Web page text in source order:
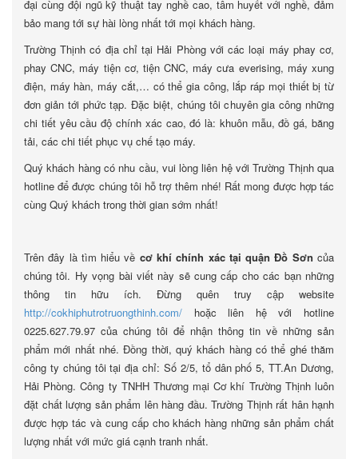
đại cùng đội ngũ kỹ thuật tay nghề cao, tâm huyết với nghề, đảm
bảo mang tới sự hài lòng nhất tới mọi khách hàng.
Trường Thịnh có địa chỉ tại Hải Phòng với các loại máy phay cơ,
phay CNC, máy tiện cơ, tiện CNC, máy cưa everising, máy xung
điện, máy hàn, máy cắt,… có thể gia công, lắp ráp mọi thiết bị từ
đơn giản tới phức tạp. Đặc biệt, chúng tôi chuyên gia công những
chi tiết yêu cầu độ chính xác cao, đó là: khuôn mẫu, đồ gá, băng
tải, các chi tiết phục vụ chế tạo máy.
Quý khách hàng có nhu cầu, vui lòng liên hệ với Trường Thịnh qua
hotline để được chúng tôi hỗ trợ thêm nhé! Rất mong được hợp tác
cùng Quý khách trong thời gian sớm nhất!
Trên đây là tìm hiểu về cơ khí chính xác tại quận Đồ Sơn của
chúng tôi. Hy vọng bài viết này sẽ cung cấp cho các bạn những
thông tin hữu ích. Đừng quên truy cập website
http://cokhiphutrotruongthinh.com/ hoặc liên hệ với hotline
0225.627.79.97 của chúng tôi để nhận thông tin về những sản
phẩm mới nhất nhé. Đồng thời, quý khách hàng có thể ghé thăm
công ty chúng tôi tại địa chỉ: Số 2/5, tổ dân phố 5, TT.An Dương,
Hải Phòng. Công ty TNHH Thương mại Cơ khí Trường Thịnh luôn
đặt chất lượng sản phẩm lên hàng đầu. Trường Thịnh rất hân hạnh
được hợp tác và cung cấp cho khách hàng những sản phẩm chất
lượng nhất với mức giá cạnh tranh nhất.